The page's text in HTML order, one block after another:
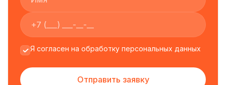
Я согласен на обработку персональных данных
Отправить заявку